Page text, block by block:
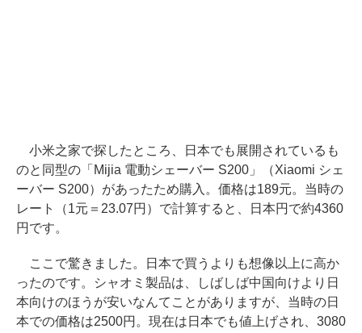
小米之家で探したところ、日本でも展開されているも
のと同型の「Mijia 電動シェーバー S200」（Xiaomi シェ
ーバー S200）があったため購入。価格は189元。当時の
レート（1元＝23.07円）で計算すると、日本円で約4360
円です。
ここで驚きました。日本で買うよりも想像以上に高か
ったのです。シャオミ製品は、しばしば中国向けより日
本向けのほうが安いなんてことがありますが、当時の日
本での価格は2500円。現在は日本でも値上げされ、3080